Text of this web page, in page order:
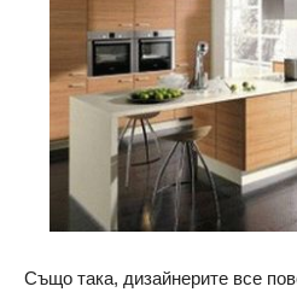
Също така, дизайнерите все